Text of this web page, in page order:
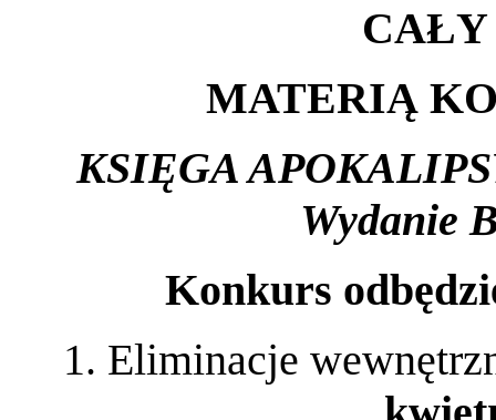
MATERIĄ
KSIĘGA
Wydanie
Konkurs
1. Eliminacje